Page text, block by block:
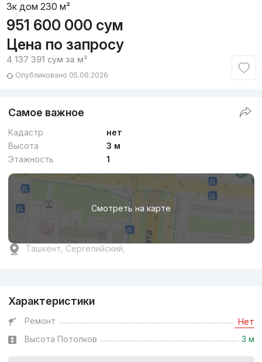
3к дом 230 м²
951 600 000 сум
Цена по запросу
4 137 391 сум за м²
Опубликовано 05.06.2026
Самое важное
Кадастр
нет
Высота
3 м
Этажность
1
Смотреть на карте
Ташкент, Сергелийский,
Характеристики
Ремонт Нет
Высота Потолков 3 м